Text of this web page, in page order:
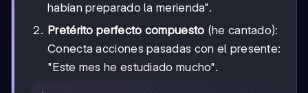
habían preparado la merienda".
Pretérito perfecto compuesto (he cantado):
Conecta acciones pasadas con el presente:
"Este mes he estudiado mucho".